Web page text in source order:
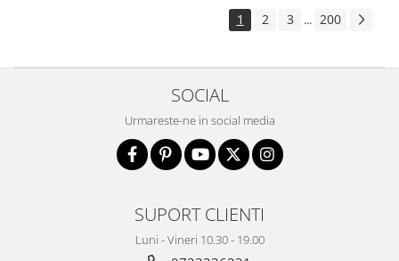
1 2 3 ... 200
SOCIAL
Urmareste-ne in social media
SUPORT CLIENTI
Luni - Vineri 10.30 - 19.00